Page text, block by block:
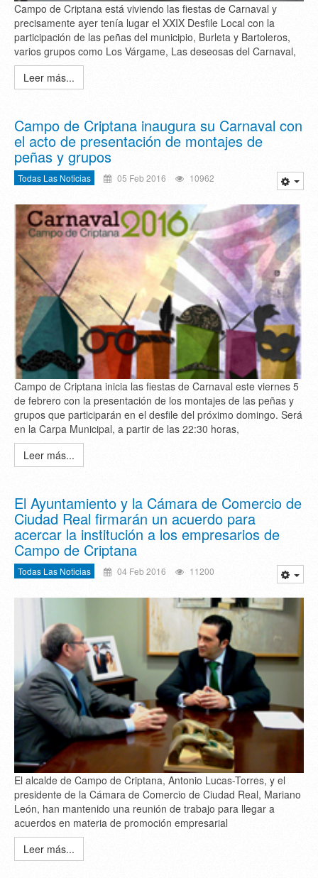
Campo de Criptana está viviendo las fiestas de Carnaval y
precisamente ayer tenía lugar el XXIX Desfile Local con la
participación de las peñas del municipio, Burleta y Bartoleros,
varios grupos como Los Várgame, Las deseosas del Carnaval,
Leer más...
Campo de Criptana inaugura su Carnaval con
el acto de presentación de montajes de
peñas y grupos
Todas Las Noticias 05 Feb 2016 10962
Campo de Criptana inicia las fiestas de Carnaval este viernes 5
de febrero con la presentación de los montajes de las peñas y
grupos que participarán en el desfile del próximo domingo. Será
en la Carpa Municipal, a partir de las 22:30 horas,
Leer más...
El Ayuntamiento y la Cámara de Comercio de
Ciudad Real firmarán un acuerdo para
acercar la institución a los empresarios de
Campo de Criptana
Todas Las Noticias 04 Feb 2016 11200
El alcalde de Campo de Criptana, Antonio Lucas-Torres, y el
presidente de la Cámara de Comercio de Ciudad Real, Mariano
León, han mantenido una reunión de trabajo para llegar a
acuerdos en materia de promoción empresarial
Leer más...